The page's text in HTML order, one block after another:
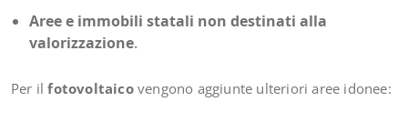
Aree e immobili statali non destinati alla
valorizzazione.
Per ilfotovoltaicovengono aggiunte ulteriori aree idonee: